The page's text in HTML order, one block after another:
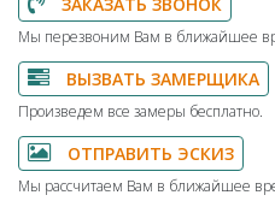
Мы перезвоним Вам в ближайшее
ВЫЗВАТЬ ЗАМЕРЩИКА
Произведем все замеры бесплатно.
ОТПРАВИТЬ ЭСКИЗ
Мы рассчитаем Вам в ближайшее